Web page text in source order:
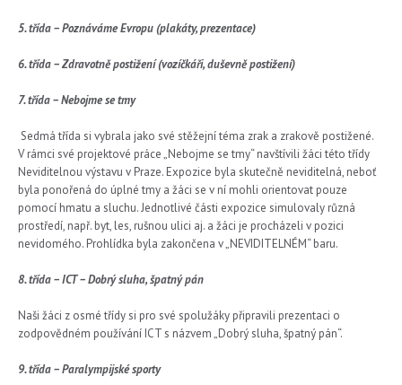
5. třída – Poznáváme Evropu (plakáty, prezentace)
6. třída – Zdravotně postižení (vozíčkáři, duševně postižení)
7. třída – Nebojme se tmy
Sedmá třída si vybrala jako své stěžejní téma zrak a zrakově postižené.
V rámci své projektové práce „Nebojme se tmy“ navštívili žáci této třídy
Neviditelnou výstavu v Praze. Expozice byla skutečně neviditelná, neboť
byla ponořená do úplné tmy a žáci se v ní mohli orientovat pouze
pomocí hmatu a sluchu. Jednotlivé části expozice simulovaly různá
prostředí, např. byt, les, rušnou ulici aj. a žáci je procházeli v pozici
nevidomého. Prohlídka byla zakončena v „NEVIDITELNÉM“ baru.
8. třída – ICT – Dobrý sluha, špatný pán
Naši žáci z osmé třídy si pro své spolužáky připravili prezentaci o
zodpovědném používání ICT s názvem „Dobrý sluha, špatný pán“.
9. třída – Paralympijské sporty